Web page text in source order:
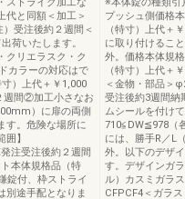
代と同額＜加工＞
受注後約２週間＜
荷いたします。
クリエラスク・ク
カラーの対応はで
）上代＋￥1,000
週間②加工小さなお
）に扉の両側
す。危険な場所に
】
注受注後約２週間
本体規格品（特
錠付、枠ストライ
別途手配となりま
プッシュ側価格
（特寸）上代＋
に取り付けるこ
外。価格本体規
（特寸）上代＋
＜金物・部品＞
受注後約3週間納
ムシールを付け
710≦DW≦978（
には、勝手R／L
外。以下のデザ
す。デザインガ
ル）カスミガラ
CFPCF4＜ガラ